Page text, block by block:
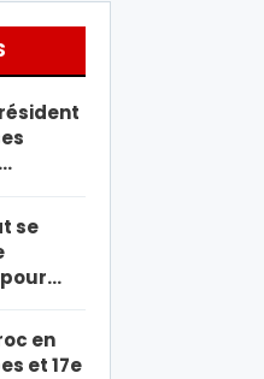
se
en
et 17e